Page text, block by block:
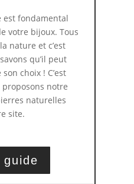
est fondamental
votre bijoux. Tous
nature et c’est
qu’il peut
choix ! C’est
notre
naturelles
site.
guide